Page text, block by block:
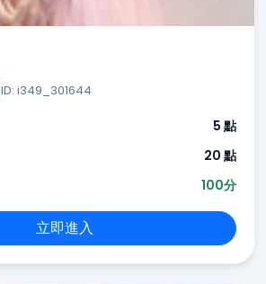
ID: i349_301644
5 點
20 點
100分
立即進入